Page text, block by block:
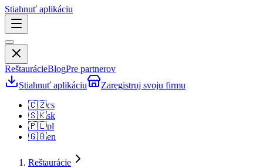
Stiahnuť aplikáciu
ReštaurácieBlogPre partnerov
Stiahnuť aplikáciu
Zaregistruj svoju firmu
🇨🇿cs
🇸🇰sk
🇵🇱pl
🇬🇧en
Reštaurácie